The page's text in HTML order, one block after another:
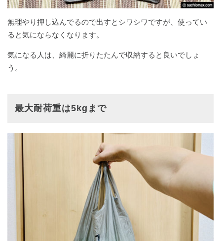
無理やり押し込んでるので出すとシワシワですが、使ってい
ると気にならなくなります。
気になる人は、綺麗に折りたたんで収納すると良いでしょ
う。
最大耐荷重は5kgまで